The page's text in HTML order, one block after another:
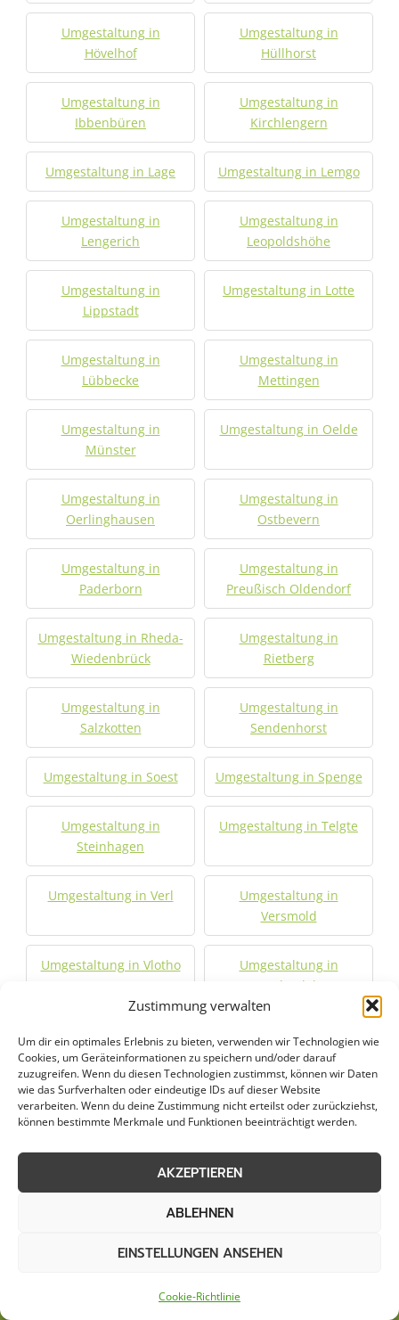
Zustimmung verwalten
Um dir ein optimales Erlebnis zu bieten, verwenden wir Technologien wie
Cookies, um Geräteinformationen zu speichern und/oder darauf
zuzugreifen. Wenn du diesen Technologien zustimmst, können wir Daten
wie das Surfverhalten oder eindeutige IDs auf dieser Website
verarbeiten. Wenn du deine Zustimmung nicht erteilst oder zurückziehst,
können bestimmte Merkmale und Funktionen beeinträchtigt werden.
AKZEPTIEREN
ABLEHNEN
EINSTELLUNGEN ANSEHEN
Cookie-Richtlinie
Umgestaltung in
Hövelhof
Umgestaltung in
Hüllhorst
Umgestaltung in
Ibbenbüren
Umgestaltung in
Kirchlengern
Umgestaltung in Lage Umgestaltung in Lemgo
Umgestaltung in
Lengerich
Umgestaltung in
Leopoldshöhe
Umgestaltung in
Lippstadt
Umgestaltung in Lotte
Umgestaltung in
Lübbecke
Umgestaltung in
Mettingen
Umgestaltung in
Münster
Umgestaltung in Oelde
Umgestaltung in
Oerlinghausen
Umgestaltung in
Ostbevern
Umgestaltung in
Paderborn
Umgestaltung in
Preußisch Oldendorf
Umgestaltung in Rheda-
Wiedenbrück
Umgestaltung in
Rietberg
Umgestaltung in
Salzkotten
Umgestaltung in
Sendenhorst
Umgestaltung in Soest Umgestaltung in Spenge
Umgestaltung in
Steinhagen
Umgestaltung in Telgte
Umgestaltung in Verl
Umgestaltung in
Versmold
Umgestaltung in Vlotho
Umgestaltung in
Wadersloh
Umgestaltung in
Warendorf
Umgestaltung in Welver
Umgestaltung in
Werther
Umgestaltung in
Westerkappeln
Jetzt Anfrage stellen
Zum Formular